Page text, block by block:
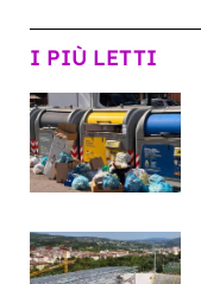
I PIÙ LETTI